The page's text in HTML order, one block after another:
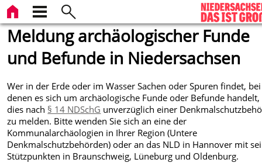
Meldung archäologischer Funde
und Befunde in Niedersachsen
Wer in der Erde oder im Wasser Sachen oder Spuren findet, bei
denen es sich um archäologische Funde oder Befunde
dies nach § 14 NDSchG unverzüglich einer
zu melden. Bitte wenden Sie sich an eine der
Kommunalarchäologien in Ihrer Region (Untere
Denkmalschutzbehörden) oder an das NLD in Hannover mit
Stützpunkten in Braunschweig, Lüneburg und Oldenburg.